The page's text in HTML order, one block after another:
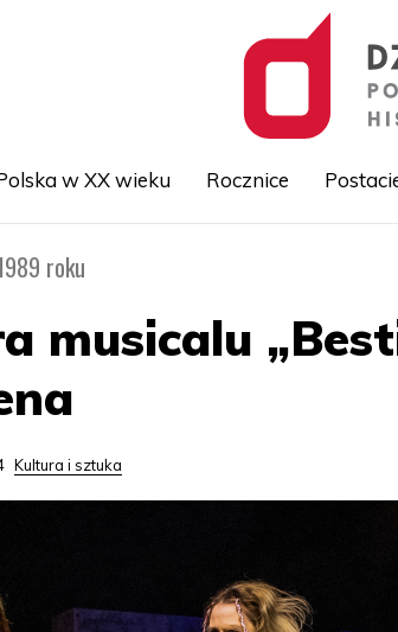
w XX wieku Rocznice
roku
musicalu
Kultura i sztuka